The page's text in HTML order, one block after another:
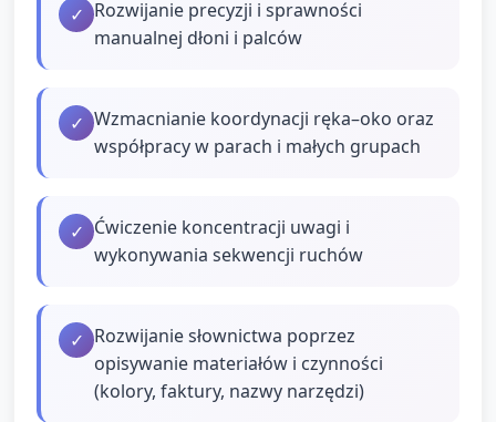
✓ Rozwijanie precyzji i sprawności
manualnej dłoni i palców
✓ Wzmacnianie koordynacji ręka–oko oraz
współpracy w parach i małych grupach
✓ Ćwiczenie koncentracji uwagi i
wykonywania sekwencji ruchów
✓ Rozwijanie słownictwa poprzez
opisywanie materiałów i czynności
(kolory, faktury, nazwy narzędzi)